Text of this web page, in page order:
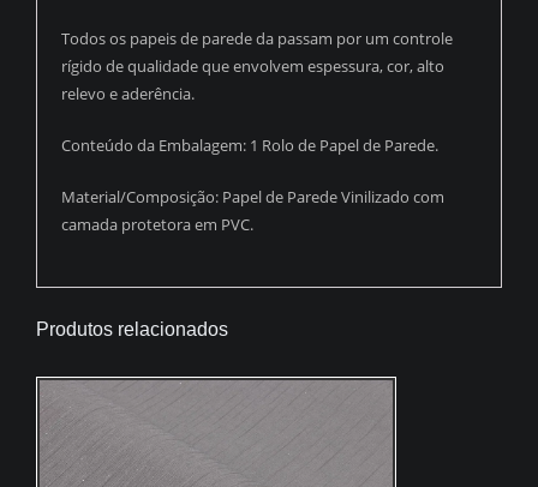
Todos os papeis de parede da passam por um controle
rígido de qualidade que envolvem espessura, cor, alto
relevo e aderência.
Conteúdo da Embalagem: 1 Rolo de Papel de Parede.
Material/Composição: Papel de Parede Vinilizado com
camada protetora em PVC.
Produtos relacionados